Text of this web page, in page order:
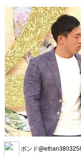
ボンド